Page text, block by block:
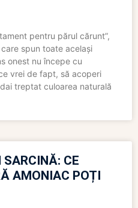
pentru părul cărunt”,
spun toate același
onest nu începe cu
vrei de fapt, să acoperi
treptat culoarea naturală
SARCINĂ: CE
AMONIAC POȚI